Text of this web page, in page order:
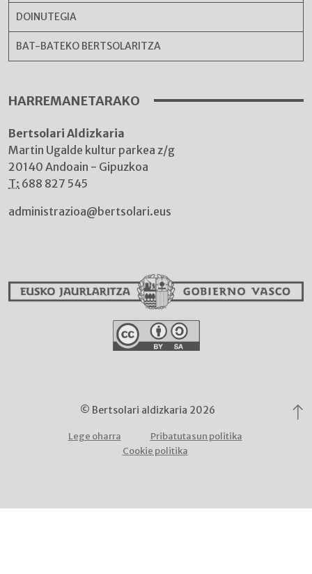
DOINUTEGIA
BAT-BATEKO BERTSOLARITZA
HARREMANETARAKO
Bertsolari Aldizkaria
Martin Ugalde kultur parkea z/g
20140 Andoain - Gipuzkoa
T: 688 827 545
administrazioa@bertsolari.eus
© Bertsolari aldizkaria 2026
Lege oharra
Pribatutasun politika
Cookie politika